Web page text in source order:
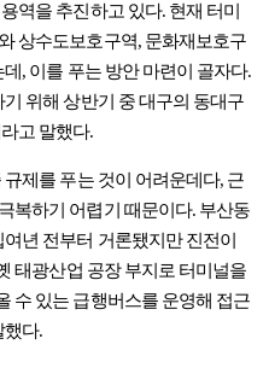
역을 추진하고 있다. 현재 터미
상수도보호구역, 문화재보호구
, 이를 푸는 방안 마련이 골자다.
위해 상반기 중 대구의 동대구
고 말했다.
제를 푸는 것이 어려운데다, 근
복하기 어렵기 때문이다. 부산동
년 전부터 거론됐지만 진전이
태광산업 공장 부지로 터미널을
수 있는 급행버스를 운영해 접근
했다.